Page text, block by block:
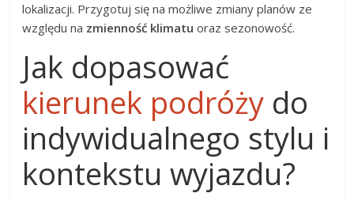
lokalizacji. Przygotuj się na możliwe zmiany planów ze
względu na zmienność klimatu oraz sezonowość.
Jak dopasować
kierunek podróży do
indywidualnego stylu i
kontekstu wyjazdu?